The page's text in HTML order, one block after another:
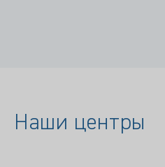
Наши центры